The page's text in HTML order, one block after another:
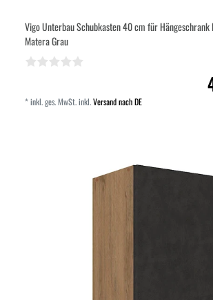
Vigo Unterbau Schubkasten 40 cm für Hängeschrank
Matera Grau
*inkl. ges. MwSt.inkl.Versand nach DE